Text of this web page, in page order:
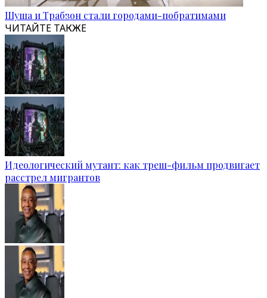
Шуша и Трабзон стали городами-побратимами
ЧИТАЙТЕ ТАКЖЕ
Идеологический мутант: как треш-фильм продвигает
расстрел мигрантов